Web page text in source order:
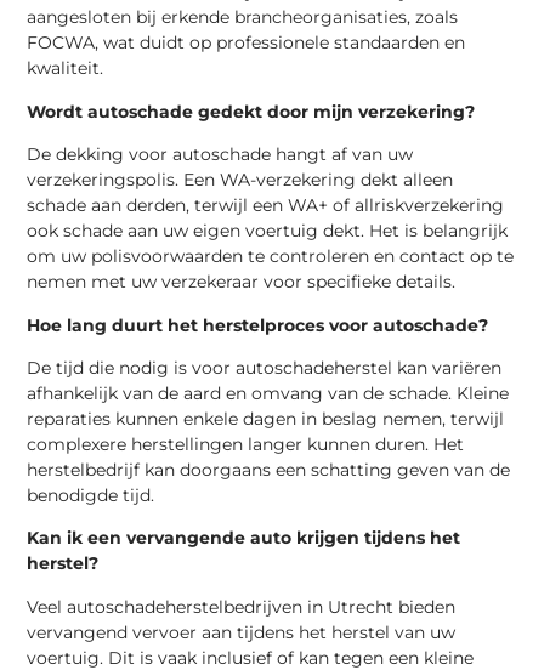
aangesloten bij erkende brancheorganisaties, zoals
FOCWA, wat duidt op professionele standaarden en
kwaliteit.
Wordt autoschade gedekt door mijn verzekering?
De dekking voor autoschade hangt af van uw
verzekeringspolis. Een WA-verzekering dekt alleen
schade aan derden, terwijl een WA+ of allriskverzekering
ook schade aan uw eigen voertuig dekt. Het is belangrijk
om uw polisvoorwaarden te controleren en contact op te
nemen met uw verzekeraar voor specifieke details.
Hoe lang duurt het herstelproces voor autoschade?
De tijd die nodig is voor autoschadeherstel kan variëren
afhankelijk van de aard en omvang van de schade. Kleine
reparaties kunnen enkele dagen in beslag nemen, terwijl
complexere herstellingen langer kunnen duren. Het
herstelbedrijf kan doorgaans een schatting geven van de
benodigde tijd.
Kan ik een vervangende auto krijgen tijdens het
herstel?
Veel autoschadeherstelbedrijven in Utrecht bieden
vervangend vervoer aan tijdens het herstel van uw
voertuig. Dit is vaak inclusief of kan tegen een kleine